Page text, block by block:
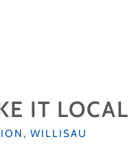
IT LOCAL
, WILLISAU